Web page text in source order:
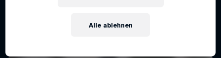
Alle ablehnen